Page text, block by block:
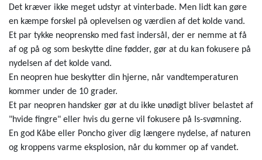
Det kræver ikke meget udstyr at vinterbade. Men lidt kan gøre
en kæmpe forskel på oplevelsen og værdien af det kolde vand.
Et par tykke neoprensko med fast indersål, der er nemme at få
af og på og som beskytte dine fødder, gør at du kan fokusere på
nydelsen af det kolde vand.
En neopren hue beskytter din hjerne, når vandtemperaturen
kommer under de 10 grader.
Et par neopren handsker gør at du ikke unødigt bliver belastet af
"hvide fingre" eller hvis du gerne vil fokusere på Is-svømning.
En god Kåbe eller Poncho giver dig længere nydelse, af naturen
og kroppens varme eksplosion, når du kommer op af vandet.